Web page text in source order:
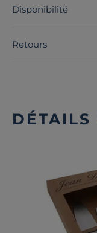
Disponibilité
Retours